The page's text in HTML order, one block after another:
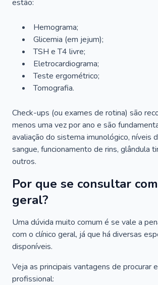
estão:
Hemograma;
Glicemia (em jejum);
TSH e T4 livre;
Eletrocardiograma;
Teste ergométrico;
Tomografia.
Check-ups (ou exames de rotina) são
menos uma vez por ano e são
avaliação do sistema imunológico, níveis
sangue, funcionamento de rins, glândula
outros.
Por que se consultar
geral?
Uma dúvida muito comum é se vale a
com o clínico geral, já que há diversas
disponíveis.
Veja as principais vantagens de procurar
profissional: